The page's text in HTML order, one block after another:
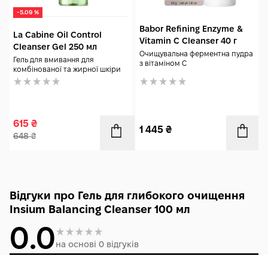
-5.09 %
La Cabine Oil Control
Cleanser Gel 250 мл
Гель для вмивання для
комбінованої та жирної шкіри
615 ₴
648₴
Babor Refining Enzyme &
Vitamin C Cleanser 40 г
Очищувальна ферментна пудра
з вітаміном С
1 445 ₴
Відгуки про Гель для глибокого очищення
Insium Balancing Cleanser 100 мл
0.0на основі 0 відгуків